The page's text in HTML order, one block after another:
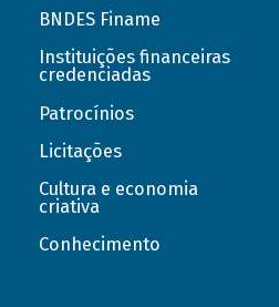
BNDES Finame
Instituições financeiras
credenciadas
Patrocínios
Licitações
Cultura e economia
criativa
Conhecimento